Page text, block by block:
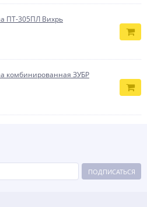
ПТ-305ПЛ Вихрь
комбинированная ЗУБР
ПОДПИСАТЬСЯ